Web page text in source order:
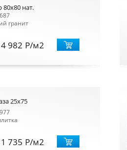
нат.
гранит
4 982 Р/м2
25x75
1 735 Р/м2